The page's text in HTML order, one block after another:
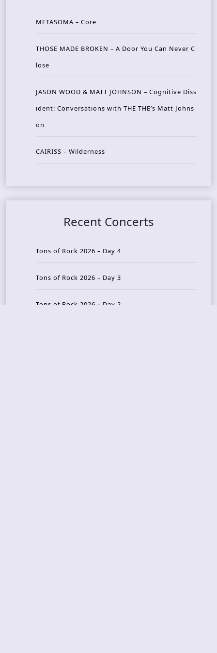
METASOMA – Core
THOSE MADE BROKEN – A Door You Can Never C
lose
JASON WOOD & MATT JOHNSON – Cognitive Diss
ident: Conversations with THE THE’s Matt Johns
on
CAIRISS – Wilderness
Recent Concerts
Tons of Rock 2026 – Day 4
Tons of Rock 2026 – Day 3
Tons of Rock 2026 – Day 2